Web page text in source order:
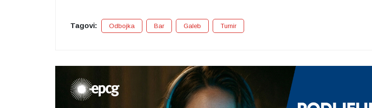
Tagovi: Odbojka Bar Galeb Turnir